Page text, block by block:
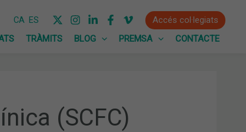
CA ES
Accés col·legiats
TRÀMITS BLOG PREMSA CONTACTE
(SCFC)